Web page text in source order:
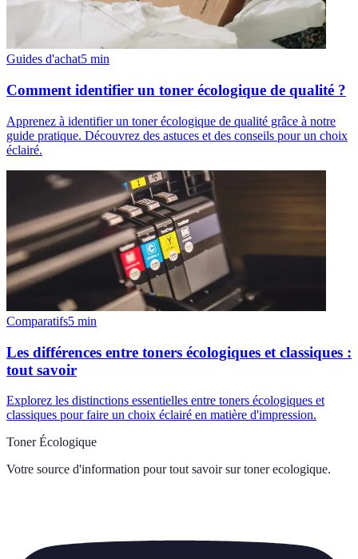
Guides d'achat5 min
Comment identifier un toner écologique de qualité ?
Apprenez à identifier un toner écologique de qualité grâce à notre
guide pratique. Découvrez des astuces et des conseils pour un choix
éclairé.
Comparatifs5 min
Les différences entre toners écologiques et classiques :
tout savoir
Explorez les distinctions essentielles entre toners écologiques et
classiques pour faire un choix éclairé en matière d'impression.
Toner Écologique
Votre source d'information pour tout savoir sur toner ecologique.